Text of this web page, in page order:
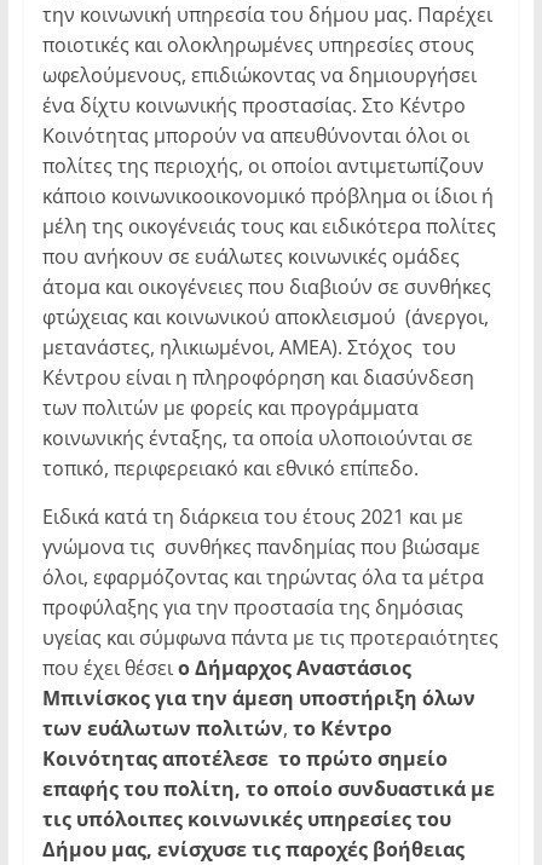
την κοινωνική υπηρεσία του δήμου μας. Παρέχει
ποιοτικές και ολοκληρωμένες υπηρεσίες στους
ωφελούμενους, επιδιώκοντας να δημιουργήσει
ένα δίχτυ κοινωνικής προστασίας. Στο Κέντρο
Κοινότητας μπορούν να απευθύνονται όλοι οι
πολίτες της περιοχής, οι οποίοι αντιμετωπίζουν
κάποιο κοινωνικοοικονομικό πρόβλημα οι ίδιοι ή
μέλη της οικογένειάς τους και ειδικότερα πολίτες
που ανήκουν σε ευάλωτες κοινωνικές ομάδες
άτομα και οικογένειες που διαβιούν σε συνθήκες
φτώχειας και κοινωνικού αποκλεισμού (άνεργοι,
μετανάστες, ηλικιωμένοι, ΑΜΕΑ). Στόχος του
Κέντρου είναι η πληροφόρηση και διασύνδεση
των πολιτών με φορείς και προγράμματα
κοινωνικής ένταξης, τα οποία υλοποιούνται σε
τοπικό, περιφερειακό και εθνικό επίπεδο.
Ειδικά κατά τη διάρκεια του έτους 2021 και με
γνώμονα τις συνθήκες πανδημίας που βιώσαμε
όλοι, εφαρμόζοντας και τηρώντας όλα τα μέτρα
προφύλαξης για την προστασία της δημόσιας
υγείας και σύμφωνα πάντα με τις προτεραιότητες
που έχει θέσειο Δήμαρχος Αναστάσιος
Μπινίσκος για την άμεση υποστήριξη όλων
των ευάλωτων πολιτών, το Κέντρο
Κοινότητας αποτέλεσε το πρώτο σημείο
επαφής του πολίτη, το οποίο συνδυαστικά με
τις υπόλοιπες κοινωνικές υπηρεσίες του
Δήμου μας, ενίσχυσε τις παροχές βοήθειας